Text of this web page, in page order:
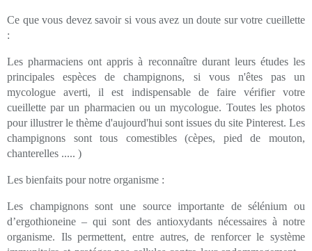
Ce que vous devez savoir si vous avez un doute sur votre cueillette
:
Les pharmaciens ont appris à reconnaître durant leurs études les
principales espèces de champignons, si vous n'êtes pas un
mycologue averti, il est indispensable de faire vérifier votre
cueillette par un pharmacien ou un mycologue. Toutes les photos
pour illustrer le thème d'aujourd'hui sont issues du site Pinterest. Les
champignons sont tous comestibles (cèpes, pied de mouton,
chanterelles ..... )
Les bienfaits pour notre organisme :
Les champignons sont une source importante de sélénium ou
d’ergothioneine – qui sont des antioxydants nécessaires à notre
organisme. Ils permettent, entre autres, de renforcer le système